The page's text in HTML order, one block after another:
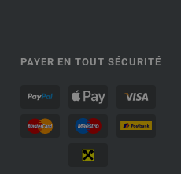
PAYER EN TOUT SÉCURITÉ